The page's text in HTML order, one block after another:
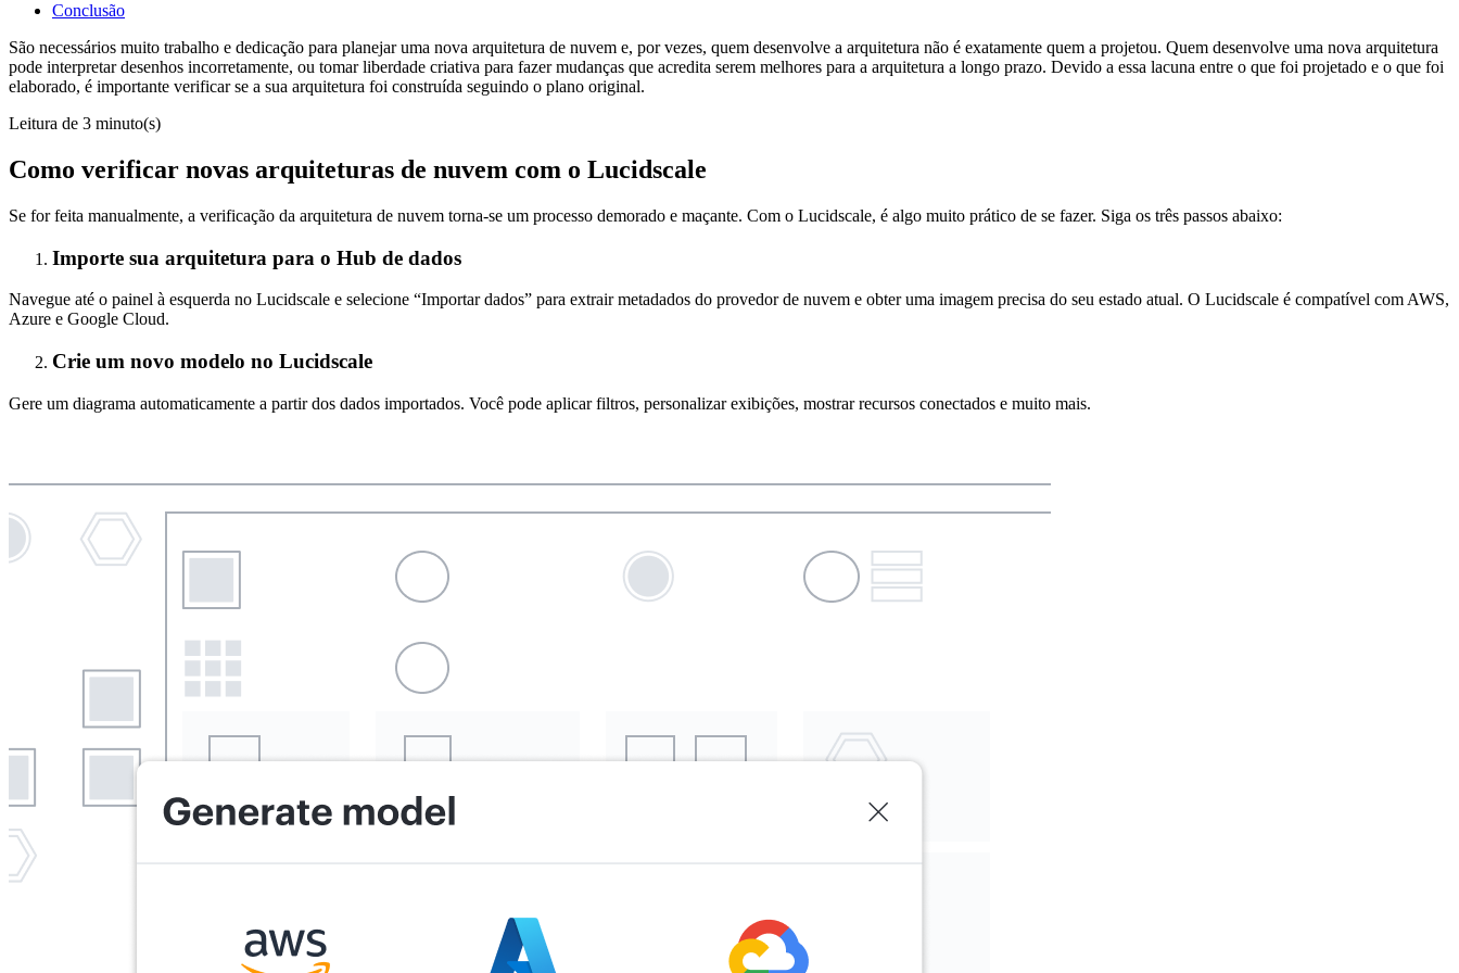
Conclusão
São necessários muito trabalho e dedicação para planejar uma nova arquitetura de nuvem e, por vezes, quem desenvolve a arquitetura não é exatamente quem a projetou. Quem desenvolve uma nova arquitetura
pode interpretar desenhos incorretamente, ou tomar liberdade criativa para fazer mudanças que acredita serem melhores para a arquitetura a longo prazo. Devido a essa lacuna entre o que foi projetado e o que foi
elaborado, é importante verificar se a sua arquitetura foi construída seguindo o plano original.
Leitura de 3 minuto(s)
Como verificar novas arquiteturas de nuvem com o Lucidscale
Se for feita manualmente, a verificação da arquitetura de nuvem torna-se um processo demorado e maçante. Com o Lucidscale, é algo muito prático de se fazer. Siga os três passos abaixo:
Importe sua arquitetura para o Hub de dados
Navegue até o painel à esquerda no Lucidscale e selecione “Importar dados” para extrair metadados do provedor de nuvem e obter uma imagem precisa do seu estado atual. O Lucidscale é compatível com AWS,
Azure e Google Cloud.
Crie um novo modelo no Lucidscale
Gere um diagrama automaticamente a partir dos dados importados. Você pode aplicar filtros, personalizar exibições, mostrar recursos conectados e muito mais.